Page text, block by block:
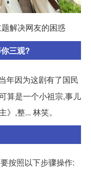
题解决网友的困惑
三观?
年因为这剧有了国民
算是一个小祖宗,事儿
,整... 林笑。
按照以下步骤操作: